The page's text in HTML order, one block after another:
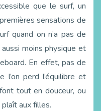
que le surf, un
sensations de
quand on n’a pas de
moins physique et
En effet, pas de
l’on perd l’équilibre et
tout en douceur, ou
aux filles.